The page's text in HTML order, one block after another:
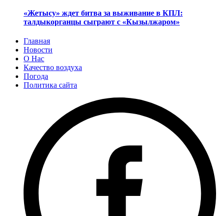
«Жетысу» ждет битва за выживание в КПЛ:
талдыкорганцы сыграют с «Кызылжаром»
Главная
Новости
О Нас
Качество воздуха
Погода
Политика сайта